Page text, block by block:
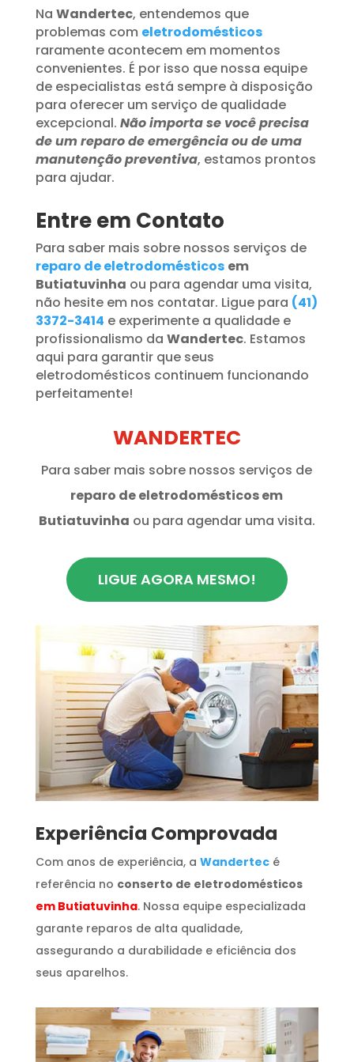
Na Wandertec, entendemos que
problemas com eletrodomésticos
raramente acontecem em momentos
convenientes. É por isso que nossa equipe
de especialistas está sempre à disposição
para oferecer um serviço de qualidade
excepcional. Não importa se você precisa
de um reparo de emergência ou de uma
manutenção preventiva, estamos prontos
para ajudar.
Entre em Contato
Para saber mais sobre nossos serviços de
reparo de eletrodomésticos em
Butiatuvinha ou para agendar uma visita,
não hesite em nos contatar. Ligue para (41)
3372-3414 e experimente a qualidade e
profissionalismo da Wandertec. Estamos
aqui para garantir que seus
eletrodomésticos continuem funcionando
perfeitamente!
WANDERTEC
Para saber mais sobre nossos serviços de
reparo de eletrodomésticos em
Butiatuvinha ou para agendar uma visita.
LIGUE AGORA MESMO!
​Experiência Comprovada
Com anos de experiência, a Wandertecé
referência no conserto de eletrodomésticos
em Butiatuvinha. Nossa equipe especializada
garante reparos de alta qualidade,
assegurando a durabilidade e eficiência dos
seus aparelhos.